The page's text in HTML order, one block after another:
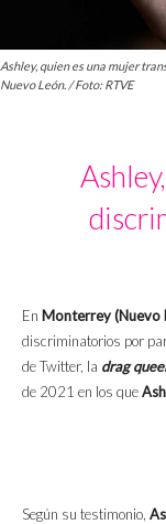
Ashley, quien es una mujer
Nuevo León. / Foto: RTVE
En Monterrey (Nuevo
discriminatorios por
de Twitter, la drag
de 2021 en los que
Según su testimonio,